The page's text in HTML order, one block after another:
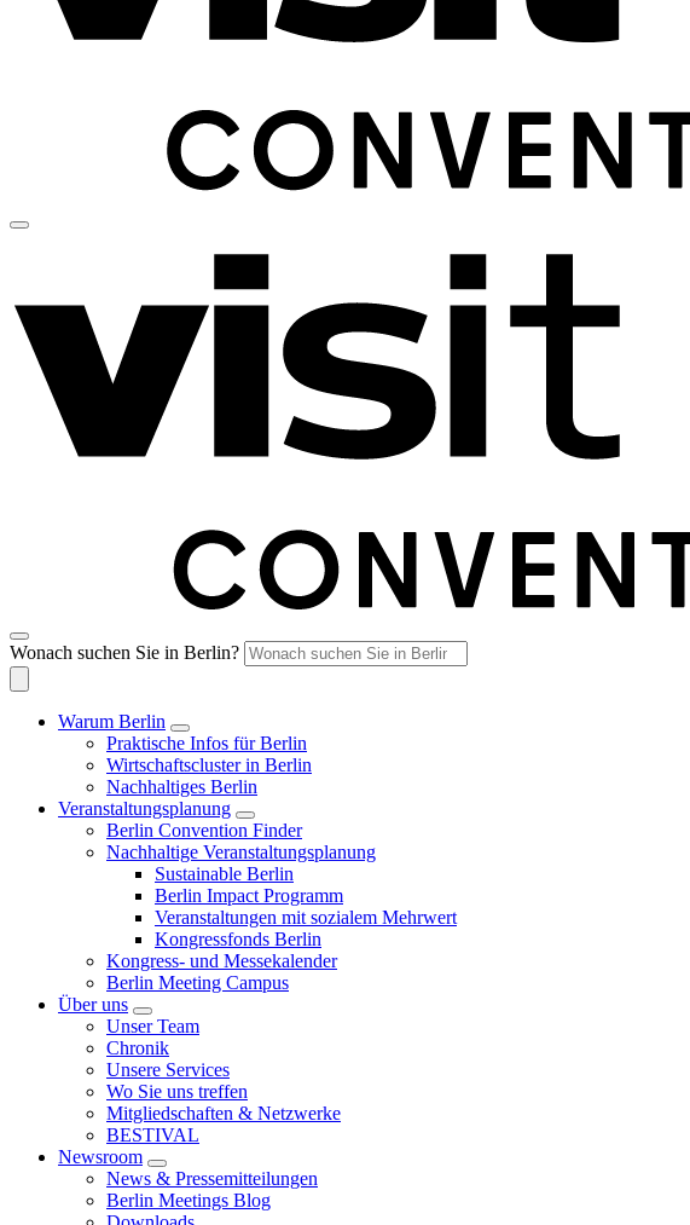
Wonach suchen Sie in Berlin?
Warum Berlin
Praktische Infos für Berlin
Wirtschaftscluster in Berlin
Nachhaltiges Berlin
Veranstaltungsplanung
Berlin Convention Finder
Nachhaltige Veranstaltungsplanung
Sustainable Berlin
Berlin Impact Programm
Veranstaltungen mit sozialem Mehrwert
Kongressfonds Berlin
Kongress- und Messekalender
Berlin Meeting Campus
Über uns
Unser Team
Chronik
Unsere Services
Wo Sie uns treffen
Mitgliedschaften & Netzwerke
BESTIVAL
Newsroom
News & Pressemitteilungen
Berlin Meetings Blog